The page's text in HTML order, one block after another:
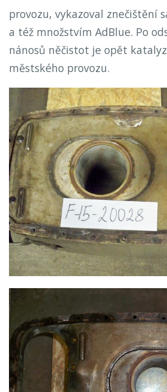
provozu, vykazoval znečištění
a též množstvím AdBlue. Po
nánosů něčistot je opět
městského provozu.